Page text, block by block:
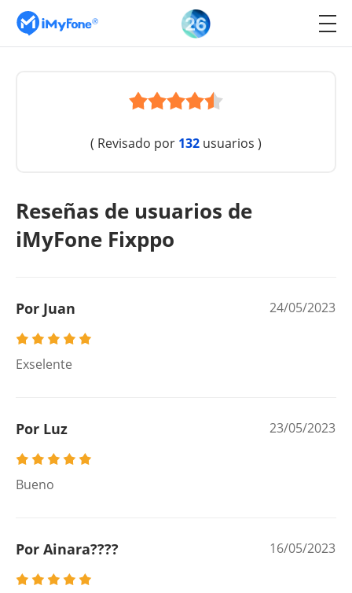
( Revisado por 132 usuarios )
Reseñas de usuarios de
iMyFone Fixppo
Por Juan 24/05/2023
Exselente
Por Luz 23/05/2023
Bueno
Por Ainara???? 16/05/2023